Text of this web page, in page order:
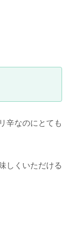
辛なのにとても
しくいただける